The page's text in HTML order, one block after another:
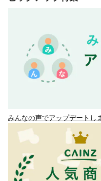
みんなの声でアップデートし